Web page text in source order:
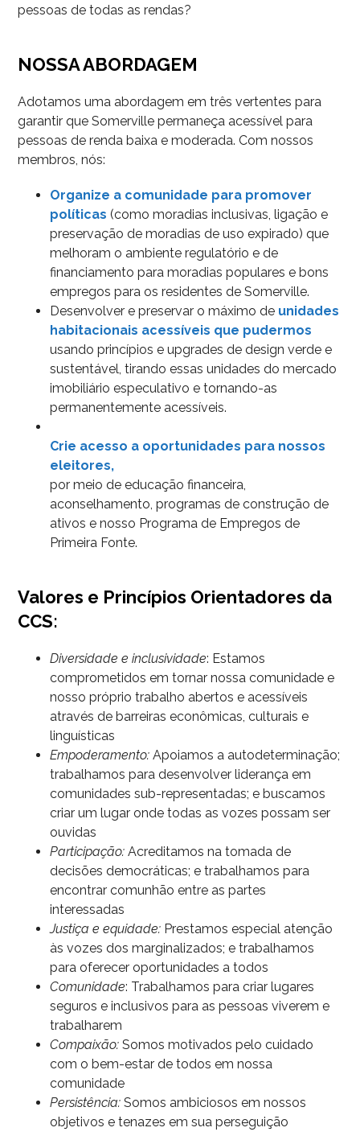
pessoas de todas as rendas?
NOSSA ABORDAGEM
Adotamos uma abordagem em três vertentes para
garantir que Somerville permaneça acessível para
pessoas de renda baixa e moderada. Com nossos
membros, nós:
Organize a comunidade para promover
políticas (como moradias inclusivas, ligação e
preservação de moradias de uso expirado) que
melhoram o ambiente regulatório e de
financiamento para moradias populares e bons
empregos para os residentes de Somerville.
Desenvolver e preservar o máximo de unidades
habitacionais acessíveis que pudermos
usando princípios e upgrades de design verde e
sustentável, tirando essas unidades do mercado
imobiliário especulativo e tornando-as
permanentemente acessíveis.
Crie acesso a oportunidades para nossos
eleitores,
por meio de educação financeira,
aconselhamento, programas de construção de
ativos e nosso Programa de Empregos de
Primeira Fonte.
Valores e Princípios Orientadores da
CCS:
Diversidade e inclusividade: Estamos
comprometidos em tornar nossa comunidade e
nosso próprio trabalho abertos e acessíveis
através de barreiras econômicas, culturais e
linguísticas
Empoderamento:Apoiamos a autodeterminação;
trabalhamos para desenvolver liderança em
comunidades sub-representadas; e buscamos
criar um lugar onde todas as vozes possam ser
ouvidas
Participação:Acreditamos na tomada de
decisões democráticas; e trabalhamos para
encontrar comunhão entre as partes
interessadas
Justiça e equidade: Prestamos especial atenção
às vozes dos marginalizados; e trabalhamos
para oferecer oportunidades a todos
Comunidade: Trabalhamos para criar lugares
seguros e inclusivos para as pessoas viverem e
trabalharem
Compaixão:Somos motivados pelo cuidado
com o bem-estar de todos em nossa
comunidade
Persistência:Somos ambiciosos em nossos
objetivos e tenazes em sua perseguição